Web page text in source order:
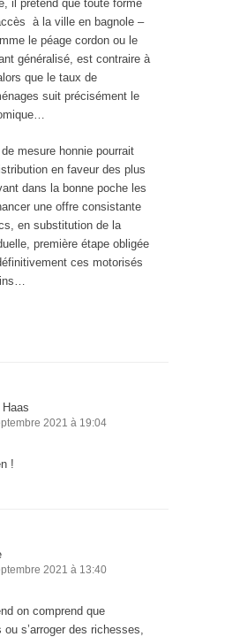
il prétend que toute forme
à la ville en bagnole –
le péage cordon ou le
généralisé, est contraire à
que le taux de
suit précisément le
mesure honnie pourrait
en faveur des plus
dans la bonne poche les
une offre consistante
en substitution de la
première étape obligée
ces motorisés
2021 à 19:04
!
2021 à 13:40
on comprend que
s’arroger des richesses,